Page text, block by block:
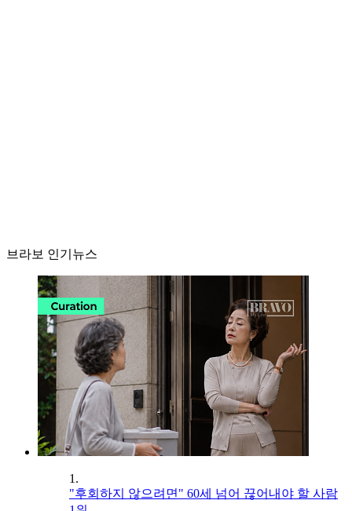
브라보 인기뉴스
1.
"후회하지 않으려면" 60세 넘어 끊어내야 할 사람